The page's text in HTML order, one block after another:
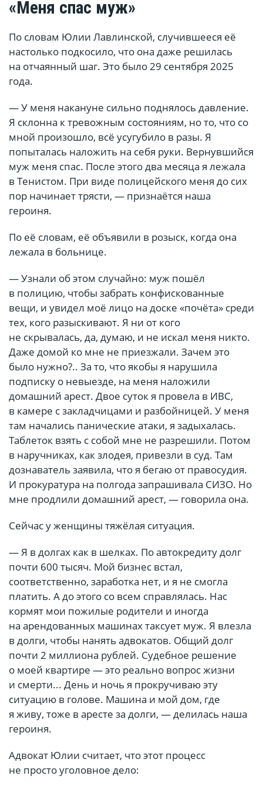
«Меня спас муж»
По словам Юлии Лавлинской, случившееся её
настолько подкосило, что она даже решилась
на отчаянный шаг. Это было 29 сентября 2025
года.
— У меня накануне сильно поднялось давление.
Я склонна к тревожным состояниям, но то, что со
мной произошло, всё усугубило в разы. Я
попыталась наложить на себя руки. Вернувшийся
муж меня спас. После этого два месяца я лежала
в Тенистом. При виде полицейского меня до сих
пор начинает трясти, — признаётся наша
героиня.
По её словам, её объявили в розыск, когда она
лежала в больнице.
— Узнали об этом случайно: муж пошёл
в полицию, чтобы забрать конфискованные
вещи, и увидел моё лицо на доске «почёта» среди
тех, кого разыскивают. Я ни от кого
не скрывалась, да, думаю, и не искал меня никто.
Даже домой ко мне не приезжали. Зачем это
было нужно?.. За то, что якобы я нарушила
подписку о невыезде, на меня наложили
домашний арест. Двое суток я провела в ИВС,
в камере с закладчицами и разбойницей. У меня
там начались панические атаки, я задыхалась.
Таблеток взять с собой мне не разрешили. Потом
в наручниках, как злодея, привезли в суд. Там
дознаватель заявила, что я бегаю от правосудия.
И прокуратура на полгода запрашивала СИЗО. Но
мне продлили домашний арест, — говорила она.
Сейчас у женщины тяжёлая ситуация.
— Я в долгах как в шелках. По автокредиту долг
почти 600 тысяч. Мой бизнес встал,
соответственно, заработка нет, и я не смогла
платить. А до этого со всем справлялась. Нас
кормят мои пожилые родители и иногда
на арендованных машинах таксует муж. Я влезла
в долги, чтобы нанять адвокатов. Общий долг
почти 2 миллиона рублей. Судебное решение
о моей квартире — это реально вопрос жизни
и смерти... День и ночь я прокручиваю эту
ситуацию в голове. Машина и мой дом, где
я живу, тоже в аресте за долги, — делилась наша
героиня.
Адвокат Юлии считает, что этот процесс
не просто уголовное дело: